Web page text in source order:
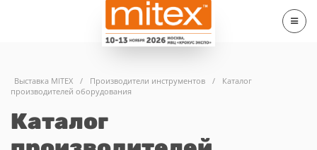
Выставка MITEX / Производители инструментов /
Каталог
производителей оборудования
Каталог